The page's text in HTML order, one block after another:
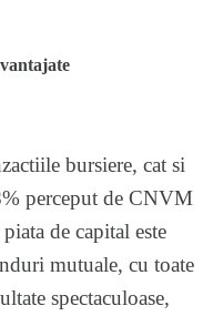
bursiere, cat si
perceput de CNVM
de capital este
mutuale, cu toate
spectaculoase,